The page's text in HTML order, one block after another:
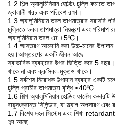
1.2 শিল্প অ্যালুমিনিয়াম হোল্ডিং চুল্লি কমাতে
জ্বালানী খরচ এবং পরিবেশ রক্ষা।
1.3 অ্যালুমিনিয়াম তরল তাপমাত্রার সরাসরি
চুল্লিতে ডবল তাপমাত্রা নিয়ন্ত্রণ এবং পরিমাপ
অ্যালুমিনিয়াম তরল এর ±5℃।
1.4 আস্তরণ আমদানি করা উচ্চ-মানের উপাদান
হয়।আস্তরণের একটি জীবন আছে
স্বাভাবিক ব্যবহারের উপর ভিত্তি করে 5
থাকে না এবং ক্রুসিবল-মুক্তও থাকে।
1.5 সর্বশেষ নিরোধক উপাদান ব্যবহার একটি
চুল্লি প্রাচীর তাপমাত্রা বৃদ্ধি ≤40℃.
1.6 শিল্প অ্যালুমিনিয়াম হোল্ডিং ফার্নেস
বায়ুসংক্রান্ত সিলিন্ডার, যা স্ল্যাগ অপসারণ এবং
1.7 বিশেষ দহন সিস্টেম এবং শিখা
শব্দ আছে.